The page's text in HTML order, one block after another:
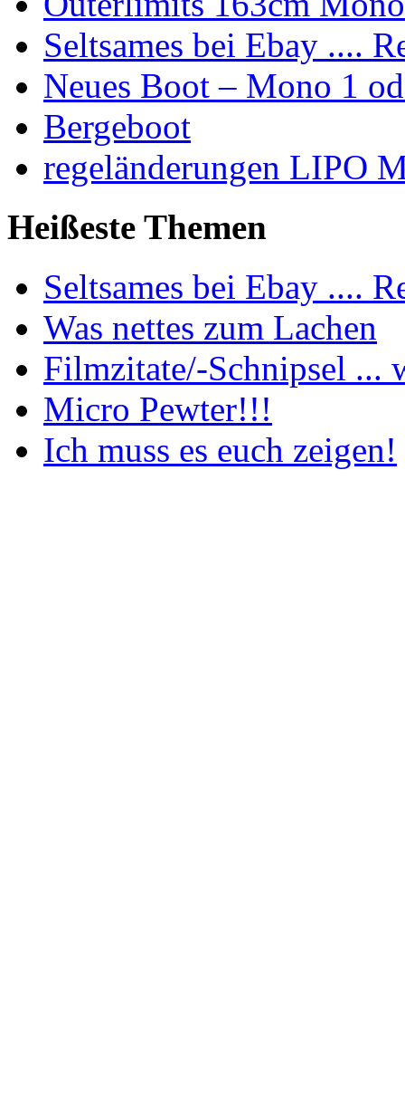
Seltsames bei Ebay ....
Neues Boot – Mono 1
Bergeboot
regeländerungen LIPO
Heißeste Themen
Seltsames bei Ebay ....
Was nettes zum Lachen
Filmzitate/-Schnipsel ...
Micro Pewter!!!
Ich muss es euch zeigen!